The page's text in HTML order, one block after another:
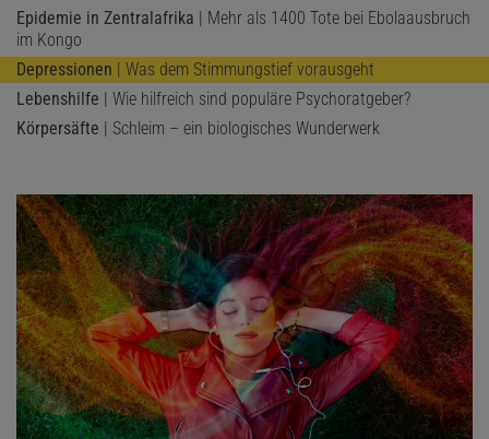
Epidemie in Zentralafrika | Mehr als 1400 Tote bei Ebolaausbruch
im Kongo
Depressionen | Was dem Stimmungstief vorausgeht
Lebenshilfe | Wie hilfreich sind populäre Psychoratgeber?
Körpersäfte | Schleim – ein biologisches Wunderwerk